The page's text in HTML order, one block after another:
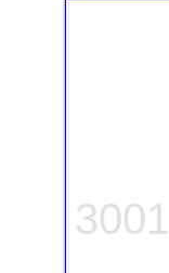
3001